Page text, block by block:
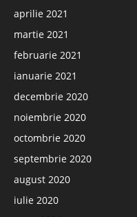
aprilie 2021
martie 2021
februarie 2021
ianuarie 2021
decembrie 2020
noiembrie 2020
octombrie 2020
septembrie 2020
august 2020
iulie 2020